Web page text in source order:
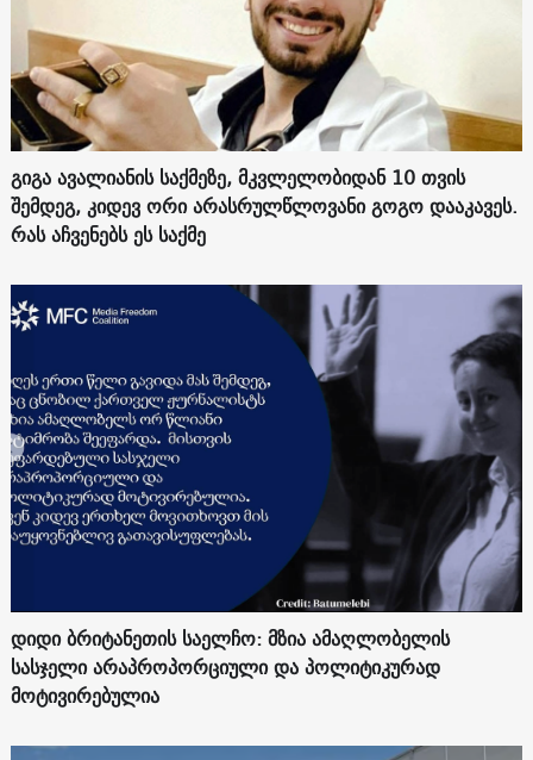
გიგა ავალიანის საქმეზე, მკვლელობიდან 10 თვის
შემდეგ, კიდევ ორი არასრულწლოვანი გოგო დააკავეს.
რას აჩვენებს ეს საქმე
დიდი ბრიტანეთის საელჩო: მზია ამაღლობელის
სასჯელი არაპროპორციული და პოლიტიკურად
მოტივირებულია